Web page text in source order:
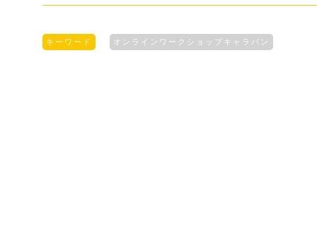
キーワード オンラインワークショップキャラバン